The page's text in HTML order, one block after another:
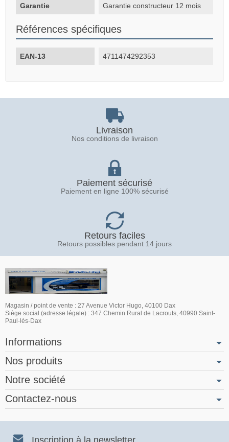
Garantie Garantie constructeur 12 mois
Références spécifiques
EAN-13 4711474292353
Livraison
Nos conditions de livraison
Paiement sécurisé
Paiement en ligne 100% sécurisé
Retours faciles
Retours possibles pendant 14 jours
Magasin / point de vente : 27 Avenue Victor Hugo, 40100 Dax
Siège social (adresse légale) : 347 Chemin Rural de Lacrouts, 40990 Saint-
Paul-lès-Dax
Informations
Nos produits
Notre société
Contactez-nous
Inscription à la newsletter